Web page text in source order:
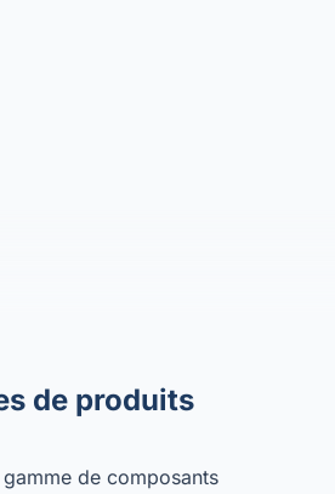
de produits
de composants